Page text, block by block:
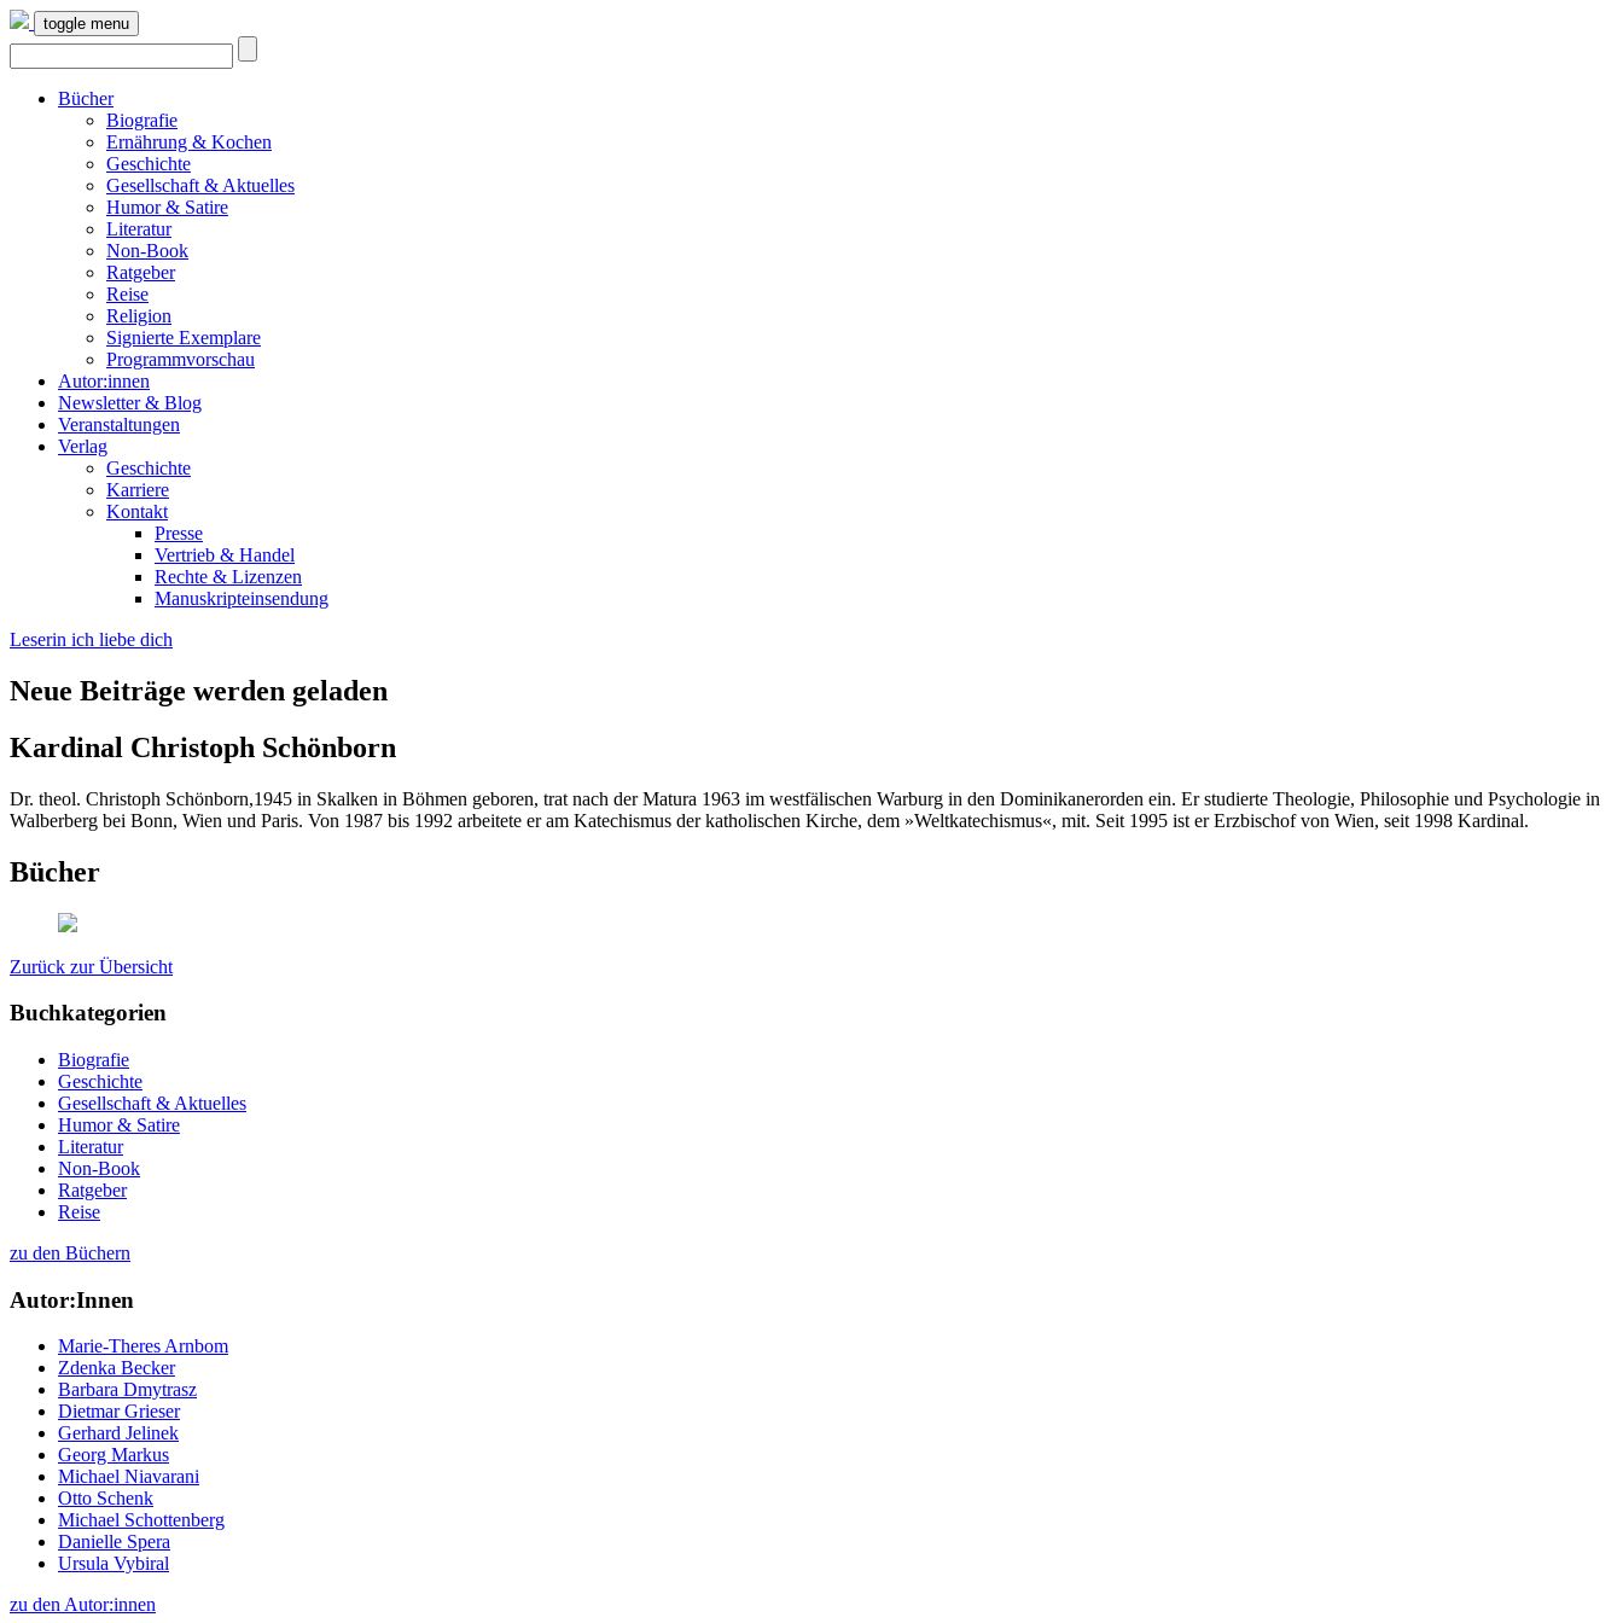
toggle menu
Bücher
Biografie
Ernährung & Kochen
Geschichte
Gesellschaft & Aktuelles
Humor & Satire
Literatur
Non-Book
Ratgeber
Reise
Religion
Signierte Exemplare
Programmvorschau
Autor:innen
Newsletter & Blog
Veranstaltungen
Verlag
Geschichte
Karriere
Kontakt
Presse
Vertrieb & Handel
Rechte & Lizenzen
Manuskripteinsendung
Leserin ich liebe dich
Neue Beiträge werden geladen
Kardinal Christoph Schönborn
Dr. theol. Christoph Schönborn,1945 in Skalken in Böhmen geboren, trat nach der Matura 1963 im westfälischen Warburg in den Dominikanerorden ein. Er studierte Theologie, Philosophie und Psychologie in
Walberberg bei Bonn, Wien und Paris. Von 1987 bis 1992 arbeitete er am Katechismus der katholischen Kirche, dem »Weltkatechismus«, mit. Seit 1995 ist er Erzbischof von Wien, seit 1998 Kardinal.
Bücher
Zurück zur Übersicht
Buchkategorien
Biografie
Geschichte
Gesellschaft & Aktuelles
Humor & Satire
Literatur
Non-Book
Ratgeber
Reise
zu den Büchern
Autor:Innen
Marie-Theres Arnbom
Zdenka Becker
Barbara Dmytrasz
Dietmar Grieser
Gerhard Jelinek
Georg Markus
Michael Niavarani
Otto Schenk
Michael Schottenberg
Danielle Spera
Ursula Vybiral
zu den Autor:innen